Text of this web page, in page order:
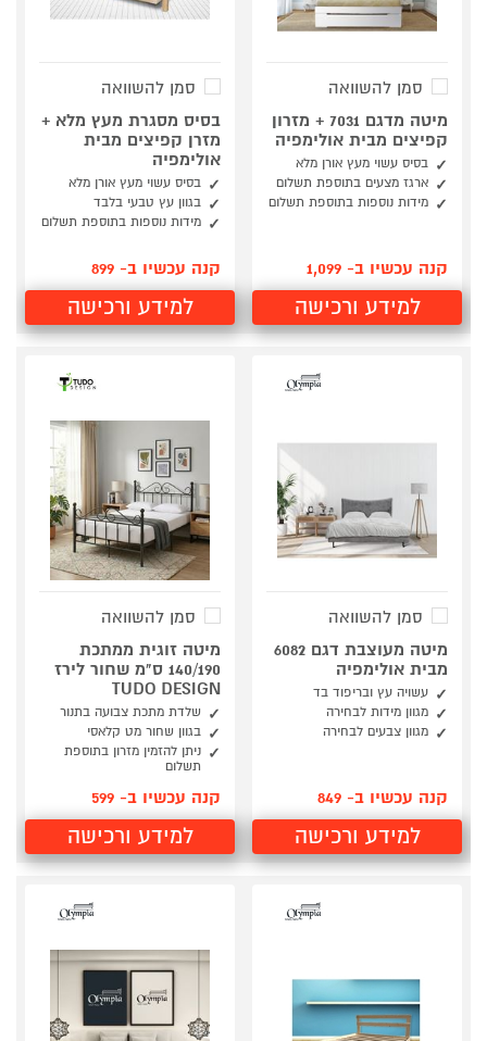
סמן להשוואה
מיטה מדגם 7031 + מזרון
קפיצים מבית אולימפיה
בסיס עשוי מעץ אורן מלא
ארגז מצעים בתוספת תשלום
מידות נוספות בתוספת תשלום
קנה עכשיו ב- 1,099
למידע ורכישה
סמן להשוואה
בסיס מסגרת מעץ מלא +
מזרן קפיצים מבית
אולימפיה
בסיס עשוי מעץ אורן מלא
בגוון עץ טבעי בלבד
מידות נוספות בתוספת תשלום
קנה עכשיו ב- 899
למידע ורכישה
סמן להשוואה
מיטה מעוצבת דגם 6082
מבית אולימפיה
עשויה עץ ובריפוד בד
מגוון מידות לבחירה
מגוון צבעים לבחירה
קנה עכשיו ב- 849
למידע ורכישה
סמן להשוואה
מיטה זוגית ממתכת
140/190 ס"מ שחור לירז
TUDO DESIGN
שלדת מתכת צבועה בתנור
בגוון שחור מט קלאסי
ניתן להזמין מזרון בתוספת
תשלום
קנה עכשיו ב- 599
למידע ורכישה